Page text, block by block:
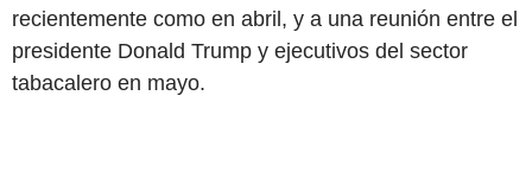
recientemente como en abril, y a una reunión entre el
presidente Donald Trump y ejecutivos del sector
tabacalero en mayo.